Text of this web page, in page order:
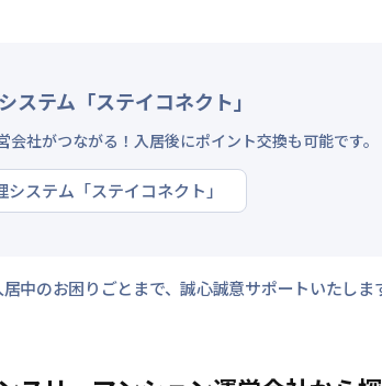
ステム「ステイコネクト」
会社がつながる！入居後にポイント交換も可能です。
システム「ステイコネクト」
中のお困りごとまで、誠心誠意サポートいたしま